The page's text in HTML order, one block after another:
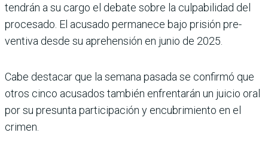
tendrán a su cargo el debate sobre la culpabilidad del
procesado. El acusado permanece bajo prisión pre­
ventiva desde su aprehensión en junio de 2025.
Cabe destacar que la semana pasada se confirmó que
otros cinco acusados también enfrentarán un juicio oral
por su presunta participa­ción y encubrimiento en el
crimen.